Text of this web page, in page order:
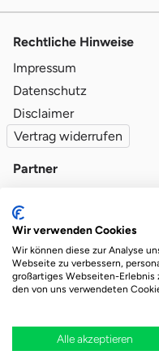
Rechtliche Hinweise
Impressum
Datenschutz
Disclaimer
Vertrag widerrufen
Partner
Qualitätsvoraussetzungen
Partner-Login
Das Ökosystem
Durch deine
Wir verwenden Cookies
Wir können diese zur Analyse
Webseite zu verbessern,
großartiges Webseiten-Erlebnis
den von uns verwendeten
Alle akzeptieren